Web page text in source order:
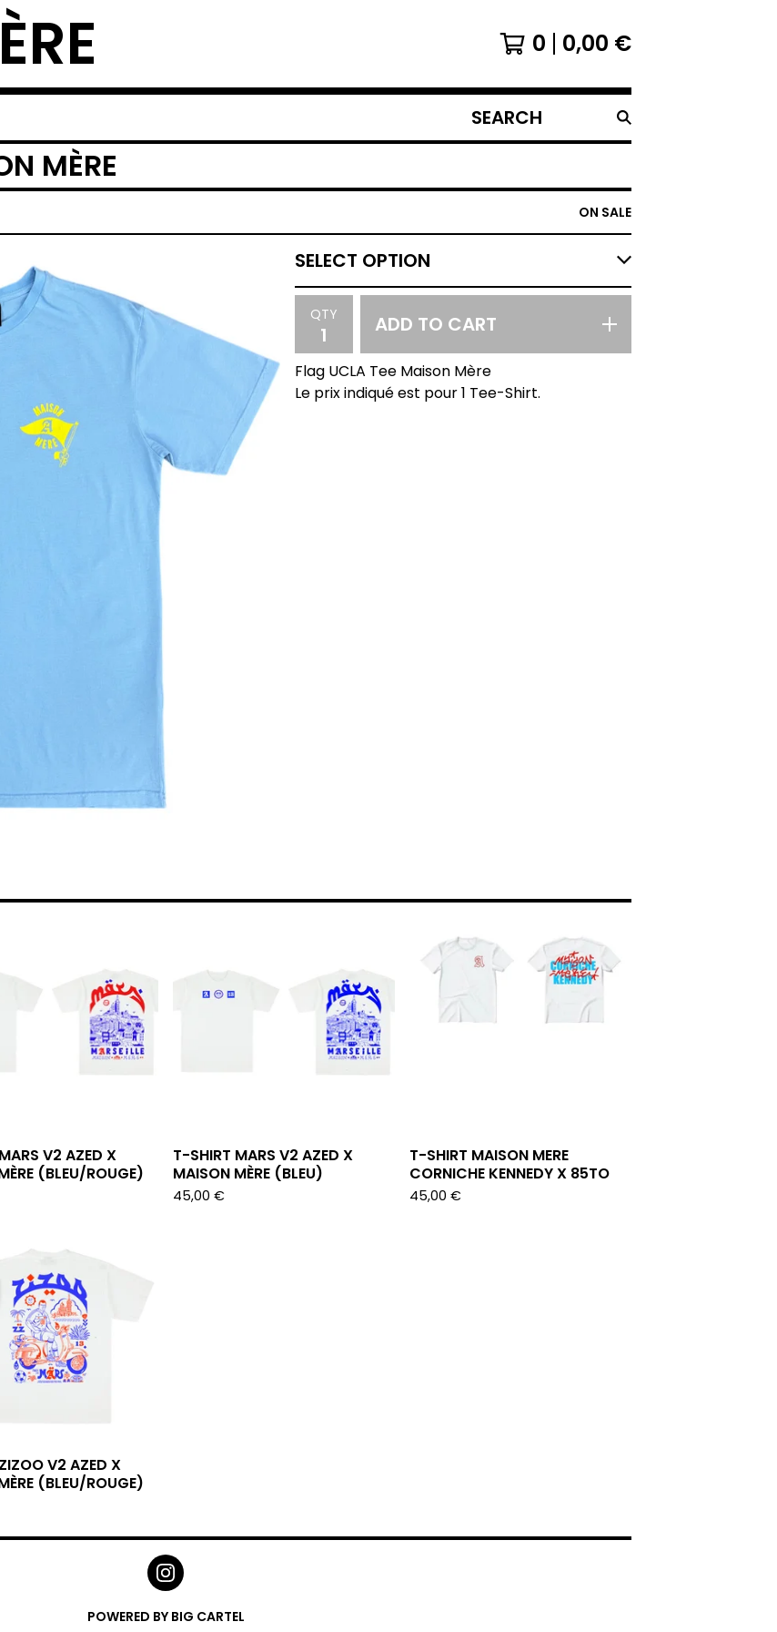
0 0,00 €
SEARCH
PRODUCTS
MÈRE
ON SALE
QTY ADD TO CART
Flag UCLA Tee Maison Mère
Le prix indiqué est pour 1 Tee-Shirt.
V2 AZED X
(BLEU/ROUGE)
T-SHIRT MARS V2 AZED X
MAISON MÈRE (BLEU)
45,00 €
T-SHIRT MAISON MERE
CORNICHE KENNEDY X 85TO
45,00 €
V2 AZED X
(BLEU/ROUGE)
POWERED BY BIG CARTEL